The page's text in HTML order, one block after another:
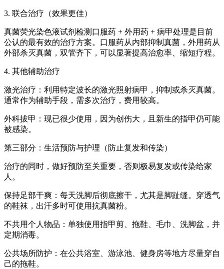
3. 联合治疗（效果更佳）
真菌荧光染色液试剂检测口服药 + 外用药 + 病甲处理是目前
公认的最有效的治疗方案。口服药从内部抑制真菌，外用药从
外部杀灭真菌，双管齐下，可以显著提高治愈率、缩短疗程。
4. 其他辅助治疗
激光治疗：利用特定波长的激光照射病甲，抑制或杀灭真菌。
通常作为辅助手段，需多次治疗，费用较高。
外科拔甲：现已很少使用，因为创伤大，且新生的指甲仍可能
被感染。
第三部分：生活预防与护理（防止复发和传染）
治疗的同时，做好预防至关重要，否则极易复发或传染给家
人。
保持足部干爽：每天洗脚后彻底擦干，尤其是脚趾缝。穿透气
的鞋袜，出汗多时可使用抗真菌粉。
不共用个人物品：单独使用指甲剪、拖鞋、毛巾、洗脚盆，并
定期消毒。
公共场所防护：在公共浴室、游泳池、健身房等地方尽量穿自
己的拖鞋。